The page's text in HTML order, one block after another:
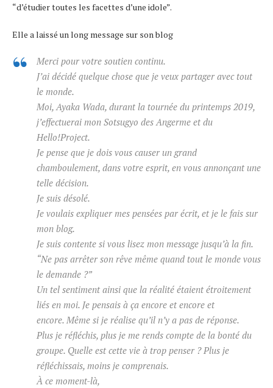
“d’étudier toutes les facettes d’une idole”.
Elle a laissé un long message sur son blog
Merci pour votre soutien continu.
J’ai décidé quelque chose que je veux partager avec tout
le monde.
Moi, Ayaka Wada, durant la tournée du printemps 2019,
j’effectuerai mon Sotsugyo des Angerme et du
Hello!Project.
Je pense que je dois vous causer un grand
chamboulement, dans votre esprit, en vous annonçant une
telle décision.
Je suis désolé.
Je voulais expliquer mes pensées par écrit, et je le fais sur
mon blog.
Je suis contente si vous lisez mon message jusqu’à la fin.
“Ne pas arrêter son rêve même quand tout le monde vous
le demande ?”
Un tel sentiment ainsi que la réalité étaient étroitement
liés en moi. Je pensais à ça encore et encore et
encore. Même si je réalise qu’il n’y a pas de réponse.
Plus je réfléchis, plus je me rends compte de la bonté du
groupe. Quelle est cette vie à trop penser ? Plus je
réfléchissais, moins je comprenais.
À ce moment-là,